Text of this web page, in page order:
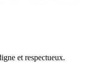
et respectueux.